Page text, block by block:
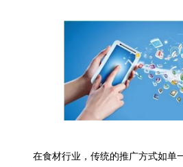
在食材行业，传统的推广方式如单